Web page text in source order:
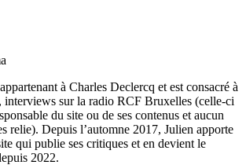
à Charles Declercq et est consacré à
interviews sur la radio RCF Bruxelles (celle-ci
du site ou de ses contenus et aucun
relie). Depuis l’automne 2017, Julien apporte
qui publie ses critiques et en devient le
2022.